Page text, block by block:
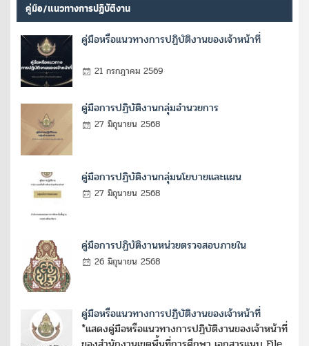
คู่มือ/แนวทางการปฏิบัติงาน
คู่มือหรือแนวทางการปฏิบัติงานของเจ้าหน้าที่
21 กรกฎาคม 2569
คู่มือการปฏิบัติงานกลุ่มอำนวยการ
27 มิถุนายน 2568
คู่มือการปฏิบัติงานกลุ่มนโยบายและแผน
27 มิถุนายน 2568
คู่มือการปฏิบัติงานหน่วยตรวจสอบภายใน
26 มิถุนายน 2568
คู่มือหรือแนวทางการปฏิบัติงานของเจ้าหน้าที่
*แสดงคู่มือหรือแนวทางการปฏิบัติงานของเจ้าหน้าที่